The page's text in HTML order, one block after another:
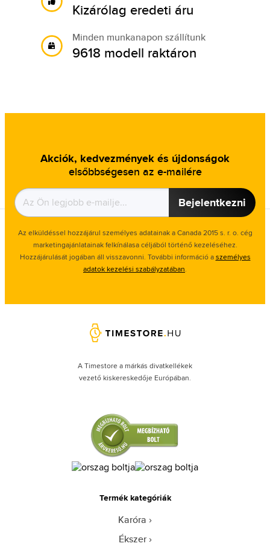
Kizárólag eredeti áru
Minden munkanapon szállítunk
9618 modell raktáron
Akciók, kedvezmények és újdonságok
elsőbbségesen az e-mailére
Bejelentkezni
Az elküldéssel hozzájárul személyes adatainak a Canada 2015 s. r. o. cég
marketingajánlatainak felkínálasa céljából történő kezeléséhez.
Hozzájárulását jogában áll visszavonni. További információ aszemélyes
adatok kezelési szabályzatában.
A Timestore a márkás divatkellékek
vezető kiskereskedője Európában.
Termék kategóriák
Karóra
Ékszer